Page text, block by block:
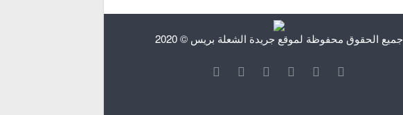
جميع الحقوق محفوظة لموقع جريدة الشعلة بريس © 2020